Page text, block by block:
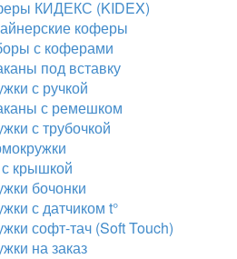
КИДЕКС (KIDEX)
коферы
с коферами
под вставку
с ручкой
с ремешком
с трубочкой
крышкой
бочонки
с датчиком t°
софт-тач (Soft Touch)
на заказ